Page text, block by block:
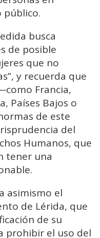
público.
busca
de posible
que no
y recuerda que
Francia,
Países Bajos o
de este
del
Humanos, que
tener una
asimismo el
de Lérida, que
de su
prohibir el uso del